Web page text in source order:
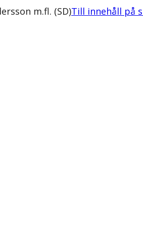
m.fl. (SD)Till innehåll på